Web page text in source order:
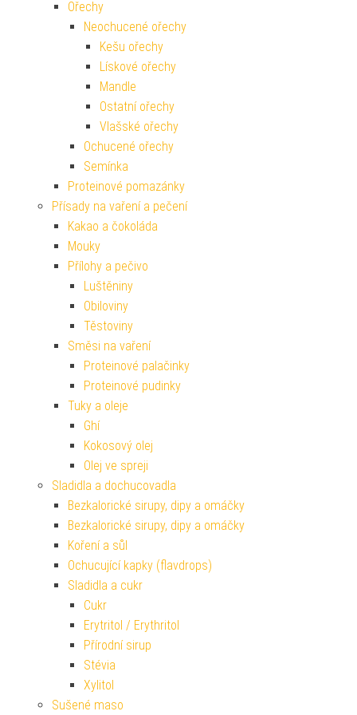
Ořechy
Neochucené ořechy
Kešu ořechy
Lískové ořechy
Mandle
Ostatní ořechy
Vlašské ořechy
Ochucené ořechy
Semínka
Proteinové pomazánky
Přísady na vaření a pečení
Kakao a čokoláda
Mouky
Přílohy a pečivo
Luštěniny
Obiloviny
Těstoviny
Směsi na vaření
Proteinové palačinky
Proteinové pudinky
Tuky a oleje
Ghí
Kokosový olej
Olej ve spreji
Sladidla a dochucovadla
Bezkalorické sirupy, dipy a omáčky
Bezkalorické sirupy, dipy a omáčky
Koření a sůl
Ochucující kapky (flavdrops)
Sladidla a cukr
Cukr
Erytritol / Erythritol
Přírodní sirup
Stévia
Xylitol
Sušené maso